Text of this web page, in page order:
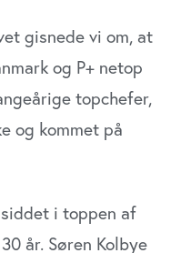
gisnede vi om, at
og P+ netop
topchefer,
og kommet på
i toppen af
år. Søren Kolbye